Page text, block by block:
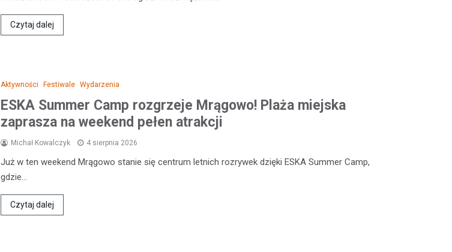
Czytaj dalej
Aktywności Festiwale Wydarzenia
ESKA Summer Camp rozgrzeje Mrągowo! Plaża miejska
zaprasza na weekend pełen atrakcji
Michał Kowalczyk 4 sierpnia 2026
Już w ten weekend Mrągowo stanie się centrum letnich rozrywek dzięki ESKA Summer Camp,
gdzie…
Czytaj dalej